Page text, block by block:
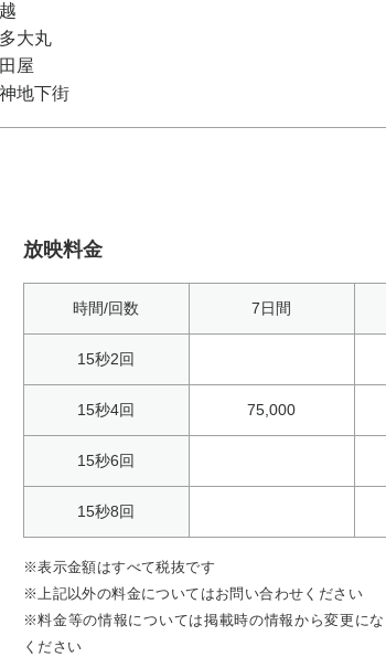
大丸
屋
神地下街
放映料金
時間/回数 7日間
15秒2回
15秒4回 75,000
15秒6回
15秒8回
※表示金額はすべて税抜です
※上記以外の料金についてはお問い合わせください
※料金等の情報については掲載時の情報から変更に
ください